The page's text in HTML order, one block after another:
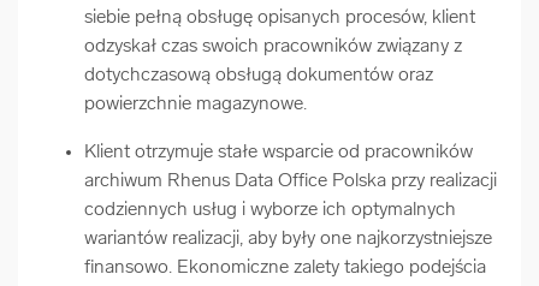
siebie pełną obsługę opisanych procesów, klient
odzyskał czas swoich pracowników związany z
dotychczasową obsługą dokumentów oraz
powierzchnie magazynowe.
Klient otrzymuje stałe wsparcie od pracowników
archiwum Rhenus Data Office Polska przy realizacji
codziennych usług i wyborze ich optymalnych
wariantów realizacji, aby były one najkorzystniejsze
finansowo. Ekonomiczne zalety takiego podejścia